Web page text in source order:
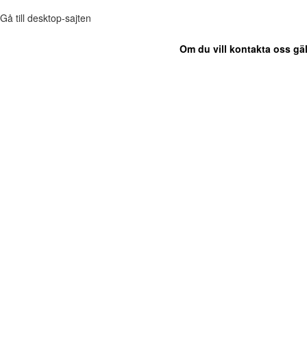
Gå till desktop-sajten
Om du vill kontakta oss